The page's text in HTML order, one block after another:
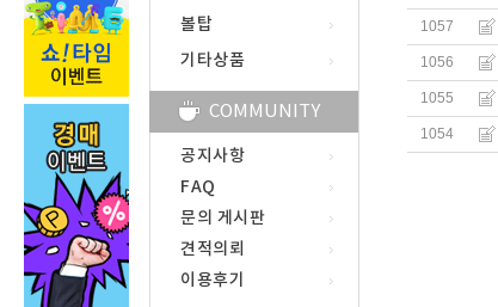
볼탑
기타상품
COMMUNITY
공지사항
FAQ
문의 게시판
견적의뢰
이용후기
1057
1056
1055
1054